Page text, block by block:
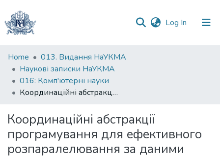
Log In (current)
Communities
&
Collections
All of DSpace
Statistics
Home
013. Видання НаУКМА
Наукові записки НаУКМА
016: Комп'ютерні науки
Координаційні абстракції програмування для ефективного розпаралелювання за даними
Координаційні абстракції
програмування для ефективного
розпаралелювання за даними